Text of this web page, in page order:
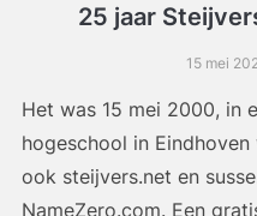
25 jaar
15 mei
Het was 15 mei 2000, in
hogeschool in
ook steijvers.net en
NameZero.com. Een